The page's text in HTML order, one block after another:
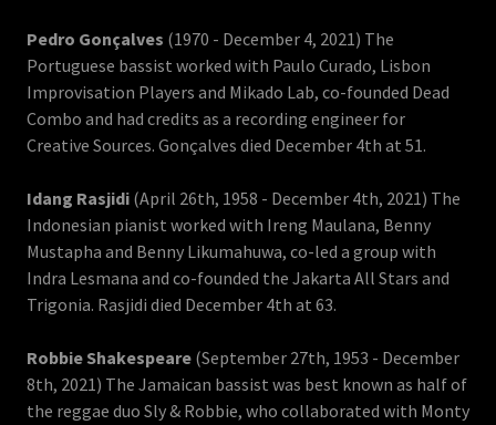
Pedro Gonçalves (1970 - December 4, 2021) The
Portuguese bassist worked with Paulo Curado, Lisbon
Improvisation Players and Mikado Lab, co-founded Dead
Combo and had credits as a recording engineer for
Creative Sources. Gonçalves died December 4th at 51.
Idang Rasjidi (April 26th, 1958 - December 4th, 2021) The
Indonesian pianist worked with Ireng Maulana, Benny
Mustapha and Benny Likumahuwa, co-led a group with
Indra Lesmana and co-founded the Jakarta All Stars and
Trigonia. Rasjidi died December 4th at 63.
Robbie Shakespeare (September 27th, 1953 - December
8th, 2021) The Jamaican bassist was best known as half of
the reggae duo Sly & Robbie, who collaborated with Monty